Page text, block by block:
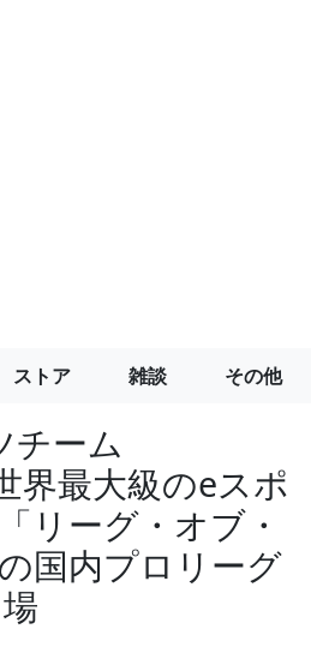
ストア 雑談 その他
チーム
界最大級のeスポ
リーグ・オブ・
国内プロリーグ